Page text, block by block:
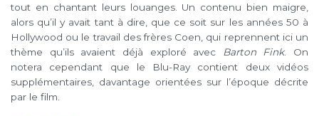
tout en chantant leurs louanges. Un contenu bien maigre,
alors qu’il y avait tant à dire, que ce soit sur les années 50 à
Hollywood ou le travail des frères Coen, qui reprennent ici un
thème qu’ils avaient déjà exploré avec
Barton Fink. On
notera cependant que le Blu-Ray contient deux vidéos
supplémentaires, davantage orientées sur l’époque décrite
par le film.